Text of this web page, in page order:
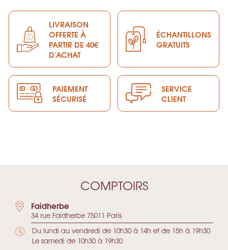
LIVRAISON
OFFERTE À
PARTIR DE 40€
D'ACHAT
ÉCHANTILLONS
GRATUITS
PAIEMENT
SÉCURISÉ
SERVICE
CLIENT
COMPTOIRS
Faidherbe
34 rue Faidherbe 75011 Paris
Du lundi au vendredi de 10h30 à 14h et de 15h à 19h30
Le samedi de 10h30 à 19h30